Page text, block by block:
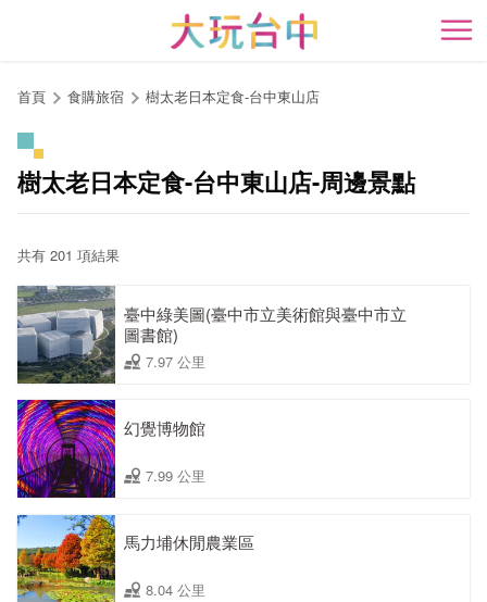
開
首頁 食購旅宿 樹太老日本定食-台中東山店
樹太老日本定食-台中東山店-周邊景點
共有 201 項結果
臺中綠美圖(臺中市立美術館與臺中市立
圖書館)
7.97 公里
幻覺博物館
7.99 公里
馬力埔休閒農業區
8.04 公里